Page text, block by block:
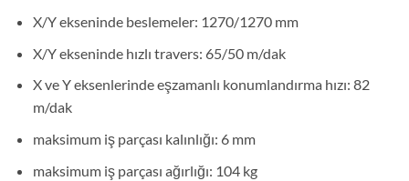
X/Y ekseninde beslemeler: 1270/1270 mm
X/Y ekseninde hızlı travers: 65/50 m/dak
X ve Y eksenlerinde eşzamanlı konumlandırma hızı: 82
m/dak
maksimum iş parçası kalınlığı: 6 mm
maksimum iş parçası ağırlığı: 104 kg